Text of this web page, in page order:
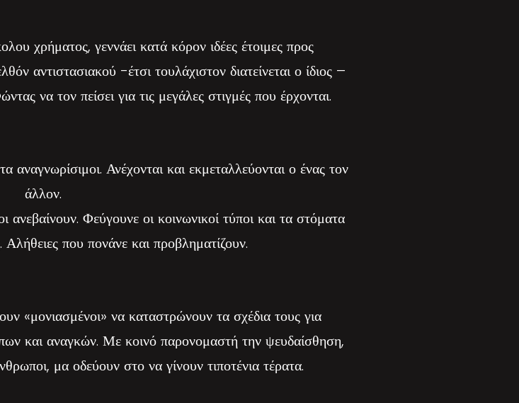
χρήματος, γεννάει κατά κόρον ιδέες έτοιμες προς
αντιστασιακού -έτσι τουλάχιστον διατείνεται ο ίδιος –
να τον πείσει για τις μεγάλες στιγμές που έρχονται.
αναγνωρίσιμοι. Ανέχονται και εκμεταλλεύονται ο ένας τον
άλλον.
ανεβαίνουν. Φεύγουνε οι κοινωνικοί τύποι και τα στόματα
Αλήθειες που πονάνε και προβληματίζουν.
«μονιασμένοι» να καταστρώνουν τα σχέδια τους για
και αναγκών. Με κοινό παρονομαστή την ψευδαίσθηση,
μα οδεύουν στο να γίνουν τιποτένια τέρατα.